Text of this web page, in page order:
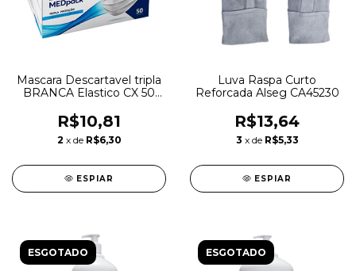
Mascara Descartavel tripla
BRANCA Elastico CX 50
R$10,81
2 x de R$6,30
ESPIAR
Luva Raspa Curto
Reforcada Alseg CA45230
R$13,64
3 x de R$5,33
ESPIAR
ESGOTADO ESGOTADO